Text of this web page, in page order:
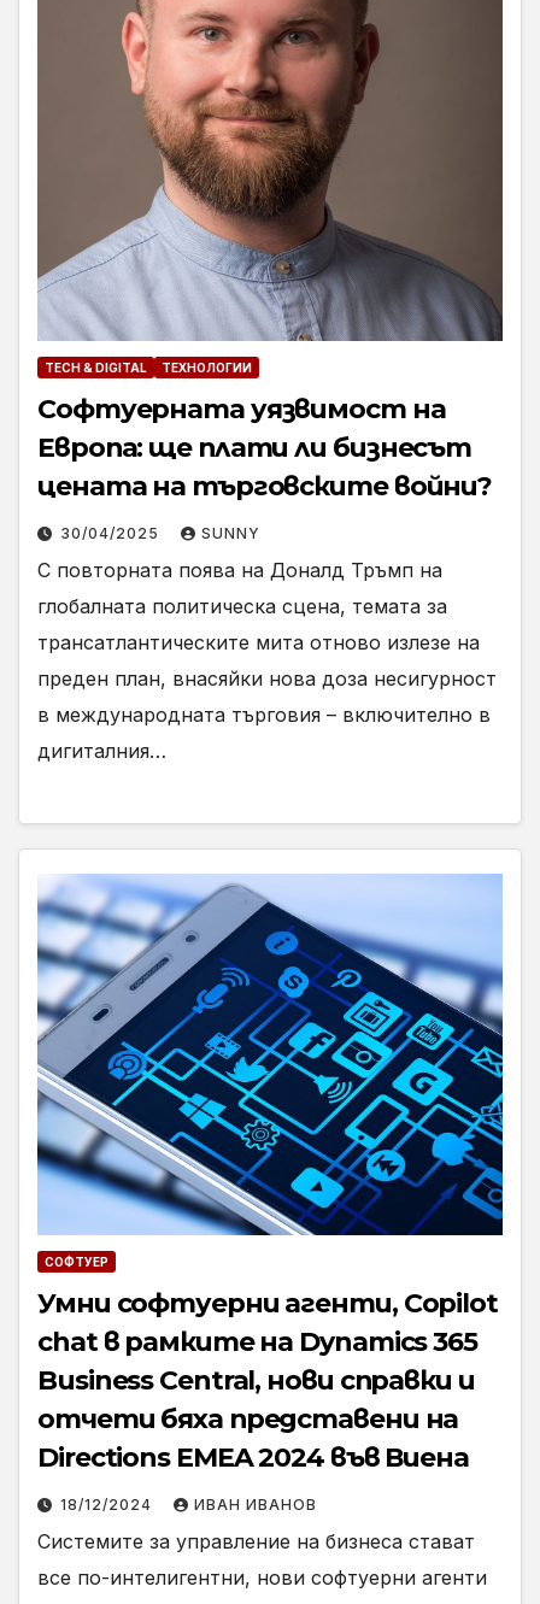
TECH & DIGITAL ТЕХНОЛОГИИ
Софтуерната уязвимост на
Европа: ще плати ли бизнесът
цената на търговските войни?
30/04/2025 SUNNY
С повторната поява на Доналд Тръмп на
глобалната политическа сцена, темата за
трансатлантическите мита отново излезе на
преден план, внасяйки нова доза несигурност
в международната търговия – включително в
дигиталния…
СОФТУЕР
Умни софтуерни агенти, Copilot
chat в рамките на Dynamics 365
Business Central, нови справки и
отчети бяха представени на
Directions EMEA 2024 във Виена
18/12/2024 ИВАН ИВАНОВ
Системите за управление на бизнеса стават
все по-интелигентни, нови софтуерни агенти